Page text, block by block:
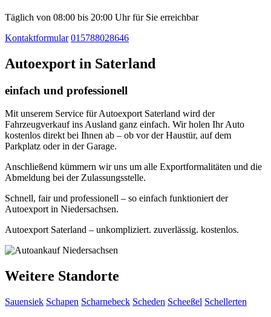
Täglich von 08:00 bis 20:00 Uhr für Sie erreichbar
Kontaktformular 015788028646
Autoexport in Saterland
einfach und professionell
Mit unserem Service für Autoexport Saterland wird der
Fahrzeugverkauf ins Ausland ganz einfach. Wir holen Ihr Auto
kostenlos direkt bei Ihnen ab – ob vor der Haustür, auf dem
Parkplatz oder in der Garage.
Anschließend kümmern wir uns um alle Exportformalitäten und die
Abmeldung bei der Zulassungsstelle.
Schnell, fair und professionell – so einfach funktioniert der
Autoexport in Niedersachsen.
Autoexport Saterland – unkompliziert. zuverlässig. kostenlos.
Weitere Standorte
Sauensiek Schapen Scharnebeck Scheden Scheeßel Schellerten